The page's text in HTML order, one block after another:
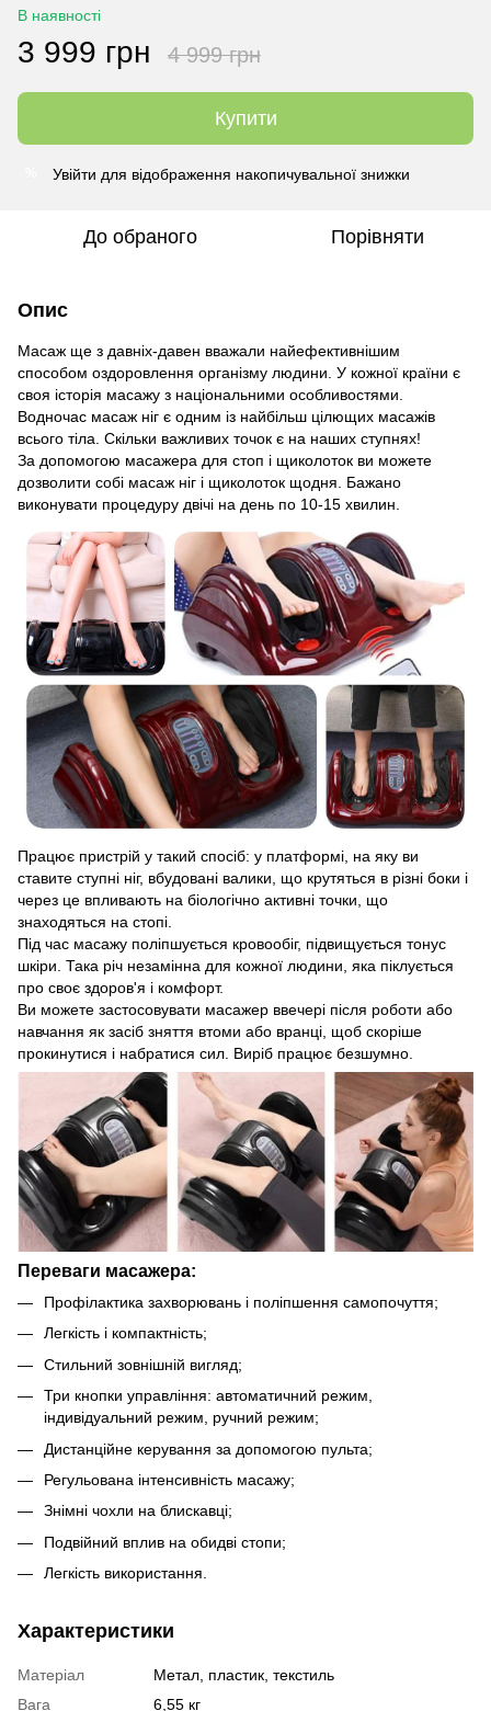
В наявності
3 999 грн 4 999 грн
Купити
Увійти для відображення накопичувальної знижки
До обраного Порівняти
Опис
Масаж ще з давніх-давен вважали найефективнішим
способом оздоровлення організму людини. У кожної країни є
своя історія масажу з національними особливостями.
Водночас масаж ніг є одним із найбільш цілющих масажів
всього тіла. Скільки важливих точок є на наших ступнях!
За допомогою масажера для стоп і щиколоток ви можете
дозволити собі масаж ніг і щиколоток щодня. Бажано
виконувати процедуру двічі на день по 10-15 хвилин.
Працює пристрій у такий спосіб: у платформі, на яку ви
ставите ступні ніг, вбудовані валики, що крутяться в різні боки і
через це впливають на біологічно активні точки, що
знаходяться на стопі.
Під час масажу поліпшується кровообіг, підвищується тонус
шкіри. Така річ незамінна для кожної людини, яка піклується
про своє здоров'я і комфорт.
Ви можете застосовувати масажер ввечері після роботи або
навчання як засіб зняття втоми або вранці, щоб скоріше
прокинутися і набратися сил. Виріб працює безшумно.
Переваги масажера:
Профілактика захворювань і поліпшення самопочуття;
Легкість і компактність;
Стильний зовнішній вигляд;
Три кнопки управління: автоматичний режим,
індивідуальний режим, ручний режим;
Дистанційне керування за допомогою пульта;
Регульована інтенсивність масажу;
Знімні чохли на блискавці;
Подвійний вплив на обидві стопи;
Легкість використання.
Характеристики
Матеріал
Метал, пластик, текстиль
Вага
6,55 кг